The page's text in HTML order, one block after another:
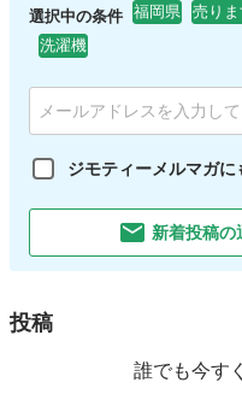
選択中の条件 福岡県 売り
洗濯機
ジモティーメルマガに
新着投稿の
投稿
誰でも今す